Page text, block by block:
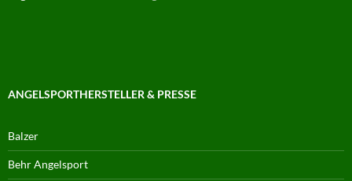
ANGELSPORTHERSTELLER & PRESSE
Balzer
Behr Angelsport